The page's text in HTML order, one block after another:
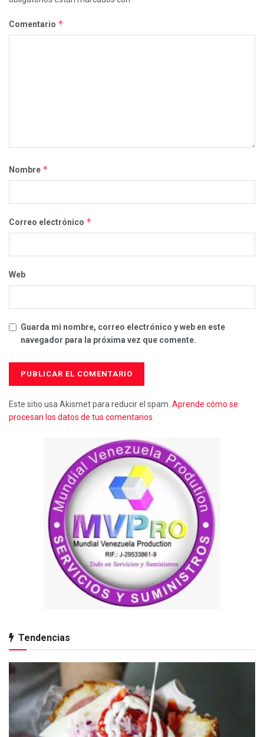
Comentario *
Nombre *
Correo electrónico *
Web
Guarda mi nombre, correo electrónico y web en este
navegador para la próxima vez que comente.
Este sitio usa Akismet para reducir el spam. Aprende cómo se
procesan los datos de tus comentarios.
Tendencias